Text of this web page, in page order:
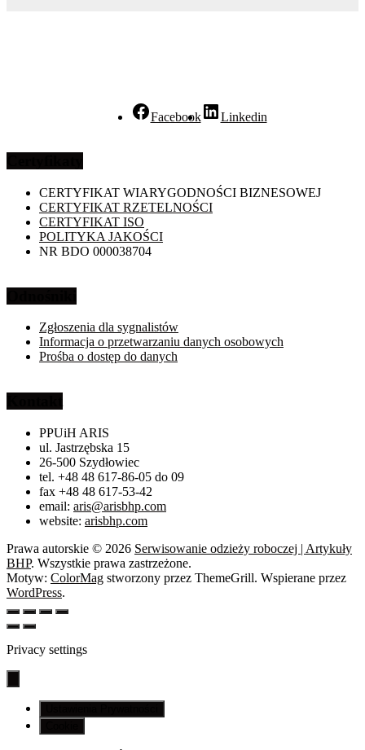
Facebook Linkedin
CERTYFIKAT WIARYGODNOŚCI BIZNESOWEJ
CERTYFIKAT RZETELNOŚCI
CERTYFIKAT ISO
POLITYKA JAKOŚCI
NR BDO 000038704
Zgłoszenia dla sygnalistów
Informacja o przetwarzaniu danych osobowych
Prośba o dostęp do danych
PPUiH ARIS
ul. Jastrzębska 15
26-500 Szydłowiec
tel. +48 48 617-86-05 do 09
fax +48 48 617-53-42
email: aris@arisbhp.com
website: arisbhp.com
Prawa autorskie © 2026 Serwisowanie odzieży roboczej | Artykuły
BHP. Wszystkie prawa zastrzeżone.
Motyw: ColorMag stworzony przez ThemeGrill. Wspierane przez
WordPress.
Privacy settings